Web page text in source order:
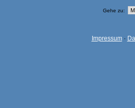
Gehe zu:
Impressum·